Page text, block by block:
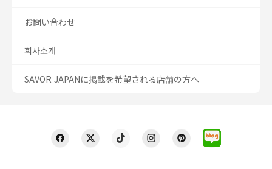
お問い合わせ
회사소개
SAVOR JAPANに掲載を希望される店舗の方へ